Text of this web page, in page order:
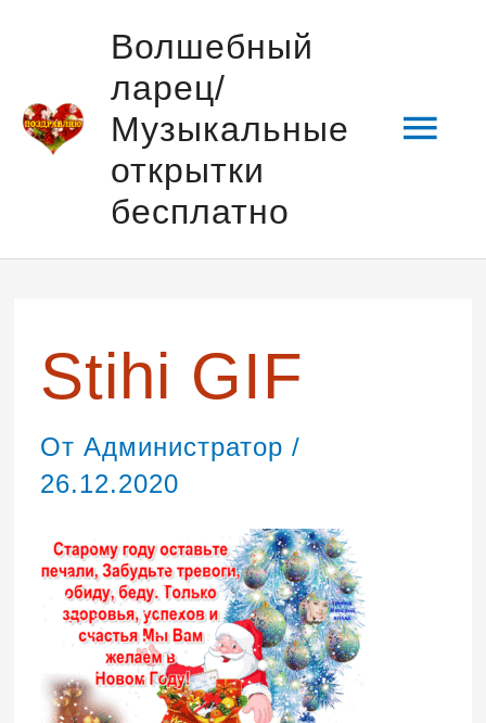
содержимому
Волшебный
ларец/
Музыкальные
открытки
бесплатно
Stihi GIF
От Администратор /
26.12.2020
записям